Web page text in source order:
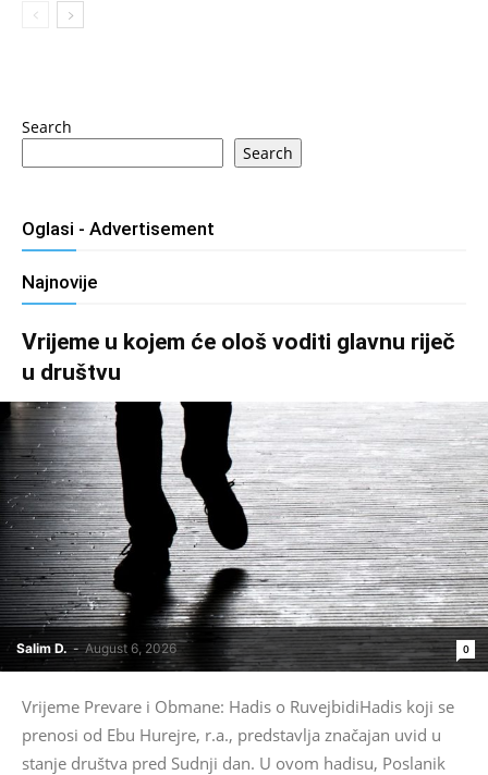
Search
Search
Oglasi - Advertisement
Najnovije
Vrijeme u kojem će ološ voditi glavnu riječ
u društvu
Salim D. - August 6, 2026 0
Vrijeme Prevare i Obmane: Hadis o RuvejbidiHadis koji se
prenosi od Ebu Hurejre, r.a., predstavlja značajan uvid u
stanje društva pred Sudnji dan. U ovom hadisu, Poslanik